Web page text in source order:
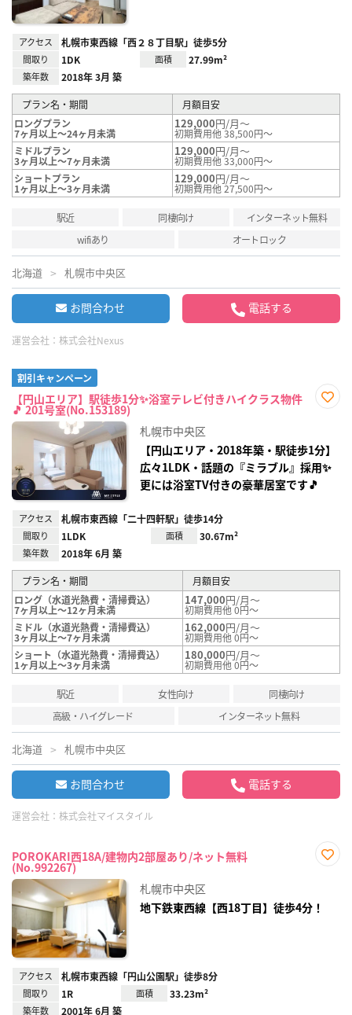
アクセス 札幌市東西線「西２８丁目駅」徒歩5分
間取り 1DK 面積 27.99m²
築年数 2018年 3月 築
プラン名・期間
月額目安
ロングプラン
7ヶ月以上～24ヶ月未満
129,000円/月～
初期費用他 38,500円～
ミドルプラン
3ヶ月以上～7ヶ月未満
129,000円/月～
初期費用他 33,000円～
ショートプラン
1ヶ月以上～3ヶ月未満
129,000円/月～
初期費用他 27,500円～
駅近 同棲向け
インターネット無料
wifiあり
オートロック
北海道 札幌市中央区
お問合わせ 電話する
運営会社： 株式会社Nexus
割引キャンペーン
【円山エリア】駅徒歩1分✨浴室テレビ付きハイクラス物件
🎵 201号室(No.153189)
録
札幌市中央区
【円山エリア・2018年築・駅徒歩1分】
広々1LDK・話題の『ミラブル』採用✨
更には浴室TV付きの豪華居室です🎵
アクセス 札幌市東西線「二十四軒駅」徒歩14分
間取り 1LDK 面積 30.67m²
築年数 2018年 6月 築
プラン名・期間
月額目安
ロング（水道光熱費・清掃費込）
7ヶ月以上～12ヶ月未満
147,000円/月～
初期費用他 0円～
ミドル（水道光熱費・清掃費込）
3ヶ月以上～7ヶ月未満
162,000円/月～
初期費用他 0円～
ショート（水道光熱費・清掃費込）
1ヶ月以上～3ヶ月未満
180,000円/月～
初期費用他 0円～
駅近 女性向け
同棲向け
高級・ハイグレード
インターネット無料
北海道 札幌市中央区
お問合わせ 電話する
運営会社： 株式会社マイスタイル
POROKARI西18A/建物内2部屋あり/ネット無料
(No.992267)
録
札幌市中央区
地下鉄東西線【西18丁目】徒歩4分！
アクセス 札幌市東西線「円山公園駅」徒歩8分
間取り 1R 面積 33.23m²
築年数 2001年 6月 築